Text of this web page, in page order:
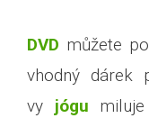
DVD můžete
vhodný dárek
vy jógu